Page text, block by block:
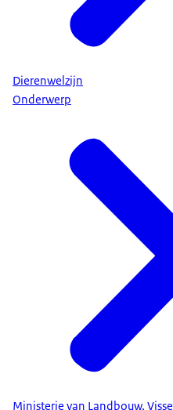
Dierenwelzijn
Onderwerp
Ministerie van Landbouw,